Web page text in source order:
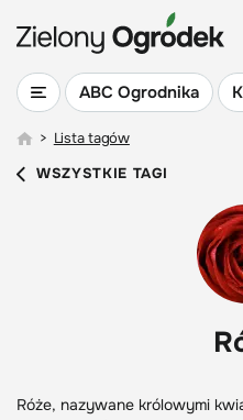
ABC Ogrodnika
> Lista tagów
WSZYSTKIE TAGI
Róże, nazywane królowymi